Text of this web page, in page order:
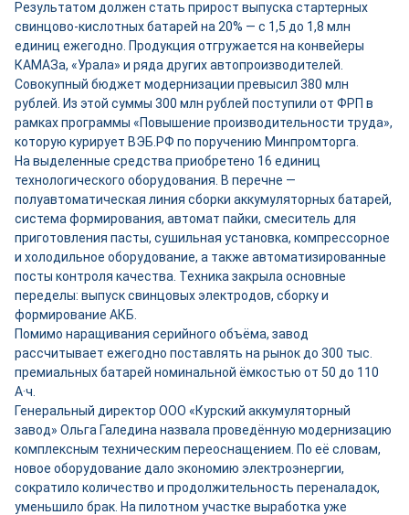
Результатом должен стать прирост выпуска стартерных
свинцово-кислотных батарей на 20% — с 1,5 до 1,8 млн
единиц ежегодно. Продукция отгружается на конвейеры
КАМАЗа, «Урала» и ряда других автопроизводителей.
Совокупный бюджет модернизации превысил 380 млн
рублей. Из этой суммы 300 млн рублей поступили от ФРП в
рамках программы «Повышение производительности труда»,
которую курирует ВЭБ.РФ по поручению Минпромторга.
На выделенные средства приобретено 16 единиц
технологического оборудования. В перечне —
полуавтоматическая линия сборки аккумуляторных батарей,
система формирования, автомат пайки, смеситель для
приготовления пасты, сушильная установка, компрессорное
и холодильное оборудование, а также автоматизированные
посты контроля качества. Техника закрыла основные
переделы: выпуск свинцовых электродов, сборку и
формирование АКБ.
Помимо наращивания серийного объёма, завод
рассчитывает ежегодно поставлять на рынок до 300 тыс.
премиальных батарей номинальной ёмкостью от 50 до 110
А·ч.
Генеральный директор ООО «Курский аккумуляторный
завод» Ольга Галедина назвала проведённую модернизацию
комплексным техническим переоснащением. По её словам,
новое оборудование дало экономию электроэнергии,
сократило количество и продолжительность переналадок,
уменьшило брак. На пилотном участке выработка уже